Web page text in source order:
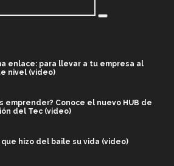
enlace: para llevar a tu empresa al
nivel (video)
emprender? Conoce el nuevo HUB de
del Tec (video)
que hizo del baile su vida (video)